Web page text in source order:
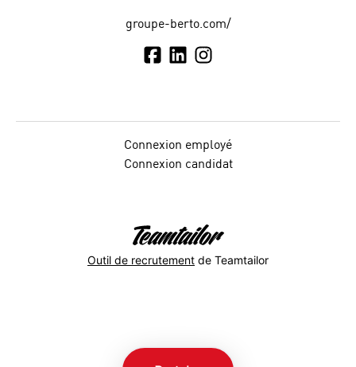
groupe-berto.com/
Connexion employé
Connexion candidat
Outil de recrutement de Teamtailor